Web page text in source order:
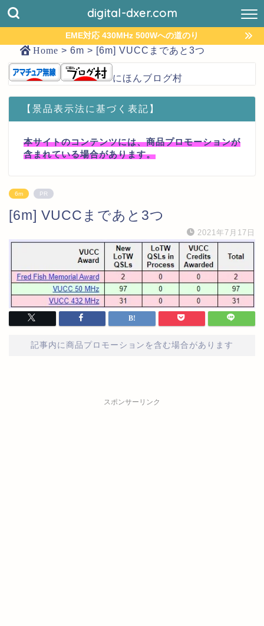
digital-dxer.com
EME対応 430MHz 500Wへの道のり
Home > 6m > [6m] VUCCまであと3つ
にほんブログ村
【景品表示法に基づく表記】
本サイトのコンテンツには、商品プロモーションが
含まれている場合があります。
6m PR
[6m] VUCCまであと3つ
2021年7月17日
記事内に商品プロモーションを含む場合があります
スポンサーリンク